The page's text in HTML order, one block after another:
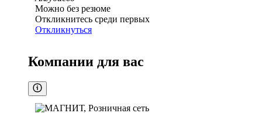
Можно без резюме
Откликнитесь среди первых
Откликнуться
Компании для вас